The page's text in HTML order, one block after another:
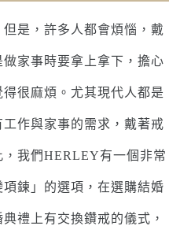
但是，許多人都會煩惱，戴
家事時要拿上拿下，擔心
很麻煩。尤其現代人都是
作與家事的需求，戴著戒
我們HERLEY有一個非常
鍊」的選項，在選購結婚
禮上有交換鑽戒的儀式，